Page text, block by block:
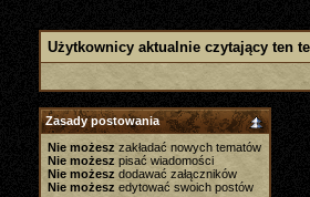
Użytkownicy aktualnie czytający ten
Zasady postowania
Nie możesz zakładać nowych tematów
Nie możesz pisać wiadomości
Nie możesz dodawać załączników
Nie możesz edytować swoich postów